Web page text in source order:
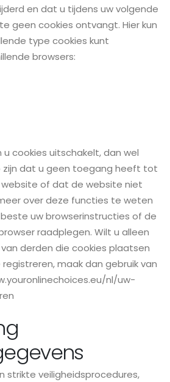
en dat u tijdens uw volgende
geen cookies ontvangt. Hier kun
type cookies kunt
browsers:
u cookies uitschakelt, dan wel
zijn dat u geen toegang heeft tot
of dat de website niet
over deze functies te weten
uw browserinstructies of de
raadplegen. Wilt u alleen
derden die cookies plaatsen
maak dan gebruik van
nl/uw-
strikte veiligheidsprocedures,